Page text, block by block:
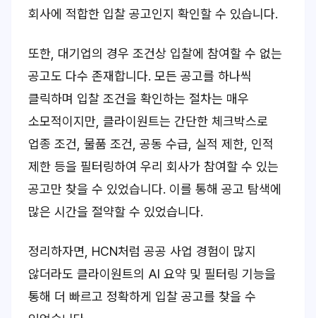
회사에 적합한 입찰 공고인지 확인할 수 있습니다.
또한, 대기업의 경우 조건상 입찰에 참여할 수 없는
공고도 다수 존재합니다. 모든 공고를 하나씩
클릭하며 입찰 조건을 확인하는 절차는 매우
소모적이지만, 클라이원트는 간단한 체크박스로
업종 조건, 물품 조건, 공동 수급, 실적 제한, 인적
제한 등을 필터링하여 우리 회사가 참여할 수 있는
공고만 찾을 수 있었습니다. 이를 통해 공고 탐색에
많은 시간을 절약할 수 있었습니다.
정리하자면, HCN처럼 공공 사업 경험이 많지
않더라도 클라이원트의 AI 요약 및 필터링 기능을
통해 더 빠르고 정확하게 입찰 공고를 찾을 수